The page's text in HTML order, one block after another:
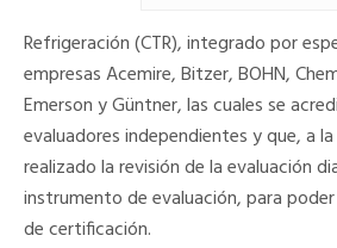
Refrigeración (CTR), integrado por
empresas Acemire, Bitzer, BOHN,
Emerson y Güntner, las cuales se
evaluadores independientes y que, a
realizado la revisión de la evaluación
instrumento de evaluación, para
de certificación.